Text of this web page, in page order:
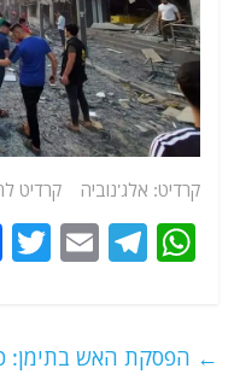
קרדיט: אלג'נוביה קרדיט
W
s
T
g
E
l ← הפסקת האש בתימן: